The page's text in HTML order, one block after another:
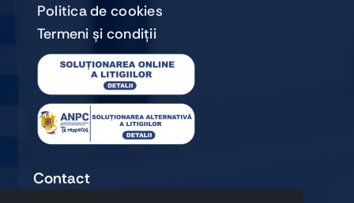
Politica de cookies
Termeni și condiții
Contact